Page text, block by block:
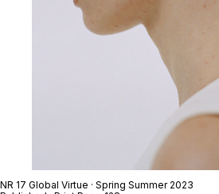
NR 17 Global Virtue · Spring Summer 2023